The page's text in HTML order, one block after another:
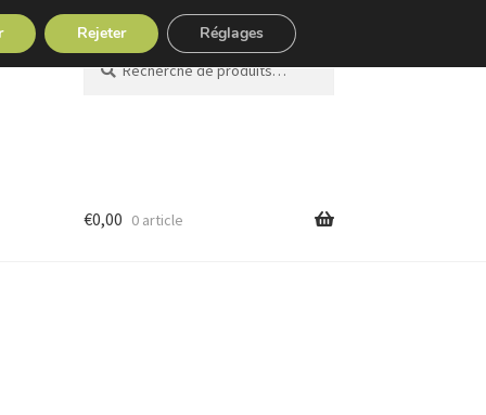
Recherche
pour :
Recherche
€0,00 0 article
Rejeter Réglages